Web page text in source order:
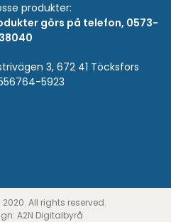
produkter:
görs på telefon, 0573-
3, 672 41 Töcksfors
5923
All rights reserved.
A2N Digitalbyrå